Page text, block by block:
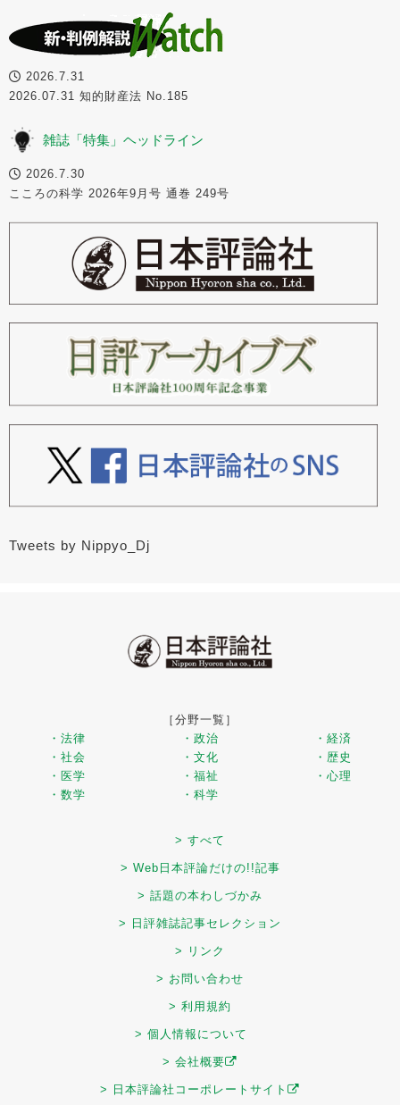
2026.7.31
2026.07.31 知的財産法 No.185
雑誌「特集」ヘッドライン
2026.7.30
こころの科学 2026年9月号 通巻 249号
Tweets by Nippyo_Dj
［分野一覧］
・法律
・政治
・経済
・社会
・文化
・歴史
・医学
・福祉
・心理
・数学
・科学
> すべて
> Web日本評論だけの!!記事
> 話題の本わしづかみ
> 日評雑誌記事セレクション
> リンク
> お問い合わせ
> 利用規約
> 個人情報について
> 会社概要
> 日本評論社コーポレートサイト